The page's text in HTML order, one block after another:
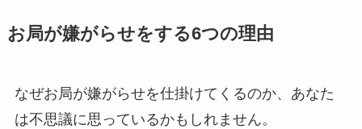
お局が嫌がらせをする6つの理由
なぜお局が嫌がらせを仕掛けてくるのか、あなた
は不思議に思っているかもしれません。